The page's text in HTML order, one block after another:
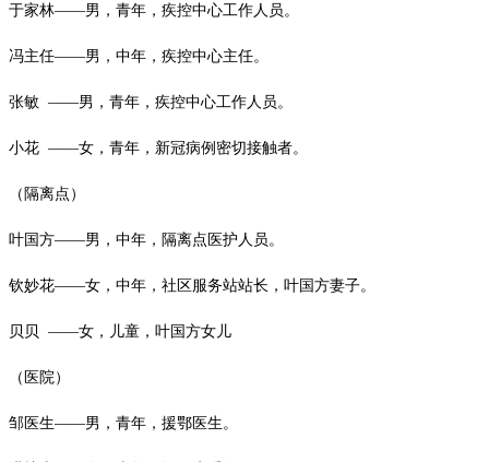
于家林——男，青年，疾控中心工作人员。
冯主任——男，中年，疾控中心主任。
张敏 ——男，青年，疾控中心工作人员。
小花 ——女，青年，新冠病例密切接触者。
（隔离点）
叶国方——男，中年，隔离点医护人员。
钦妙花——女，中年，社区服务站站长，叶国方妻子。
贝贝 ——女，儿童，叶国方女儿
（医院）
邹医生——男，青年，援鄂医生。